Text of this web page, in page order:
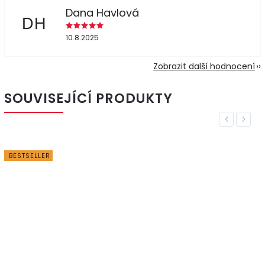
DH
Dana Havlová
10.8.2025
Zobrazit další hodnocení
SOUVISEJÍCÍ PRODUKTY
Previous
BESTSELLER
Next